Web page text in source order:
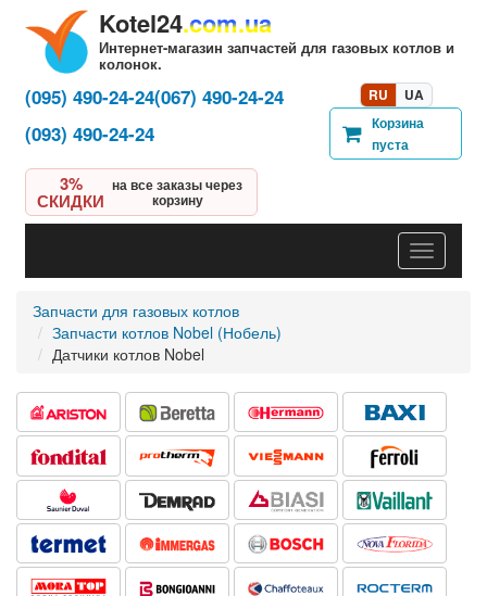
Kotel24.com.ua
Интернет-магазин запчастей для газовых котлов и
колонок.
3%
СКИДКИ
на все заказы через
корзину
(095) 490-24-24(067) 490-24-24
(093) 490-24-24
RU
UA
Корзина
пуста
Запчасти для газовых котлов
Запчасти котлов Nobel (Нобель)
Датчики котлов Nobel